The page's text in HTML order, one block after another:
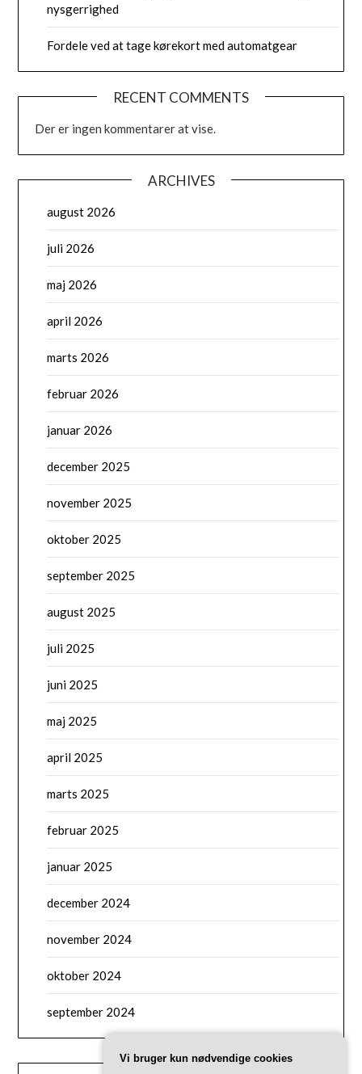
nysgerrighed
Fordele ved at tage kørekort med automatgear
RECENT COMMENTS
Der er ingen kommentarer at vise.
ARCHIVES
august 2026
juli 2026
maj 2026
april 2026
marts 2026
februar 2026
januar 2026
december 2025
november 2025
oktober 2025
september 2025
august 2025
juli 2025
juni 2025
maj 2025
april 2025
marts 2025
februar 2025
januar 2025
december 2024
november 2024
oktober 2024
september 2024
CATEGORIES
Vi bruger kun nødvendige cookies